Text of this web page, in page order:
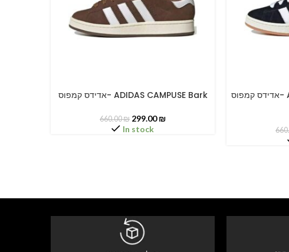
SELECT OPTIONSאדידס קמפוס- ADIDAS CAMPUSE Bark
660.00₪ 299.00₪
In stock
SELECT
אדידס קמפוס- ADIDAS CAMPUSE Black,